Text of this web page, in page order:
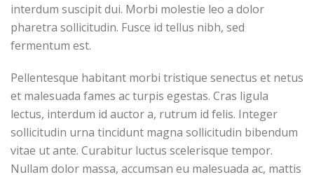
interdum suscipit dui. Morbi molestie leo a dolor
pharetra sollicitudin. Fusce id tellus nibh, sed
fermentum est.
Pellentesque habitant morbi tristique senectus et netus
et malesuada fames ac turpis egestas. Cras ligula
lectus, interdum id auctor a, rutrum id felis. Integer
sollicitudin urna tincidunt magna sollicitudin bibendum
vitae ut ante. Curabitur luctus scelerisque tempor.
Nullam dolor massa, accumsan eu malesuada ac, mattis